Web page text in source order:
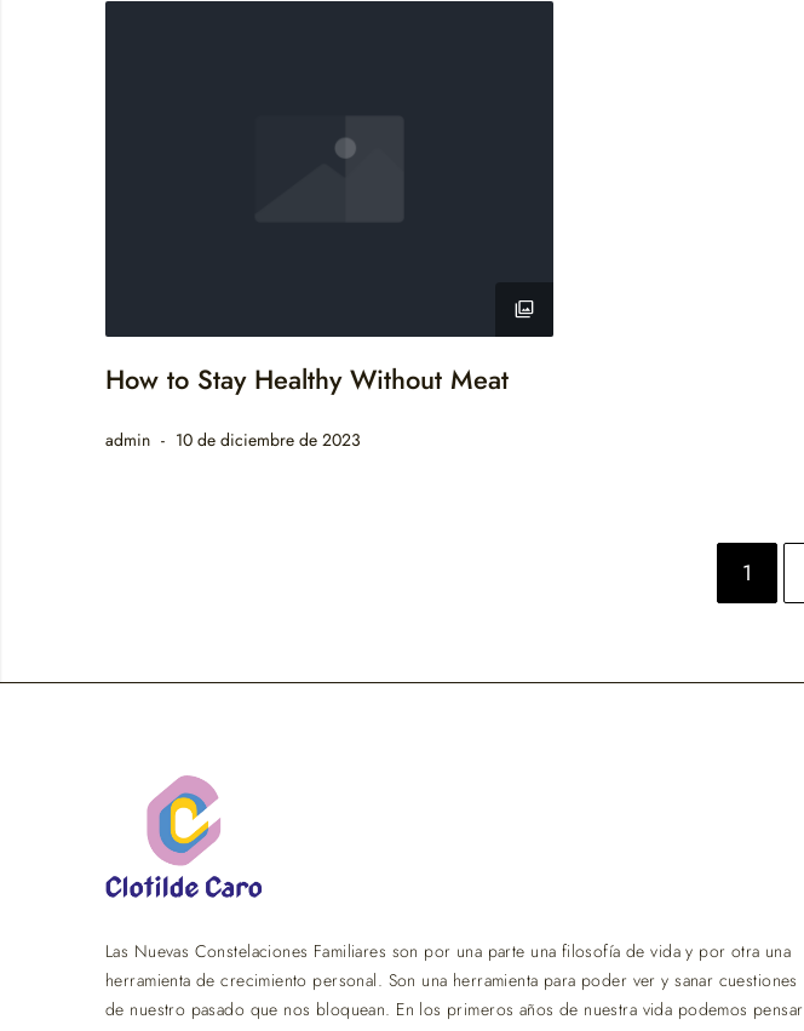
How to Stay Healthy Without Meat
admin 10 de diciembre de 2023
1
Las Nuevas Constelaciones Familiares son por una parte una filosofía de vida y por otra una
herramienta de crecimiento personal. Son una herramienta para poder ver y sanar cuestiones
de nuestro pasado que nos bloquean. En los primeros años de nuestra vida podemos pensar